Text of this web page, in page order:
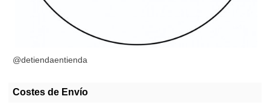
@detiendaentienda
Costes de Envío